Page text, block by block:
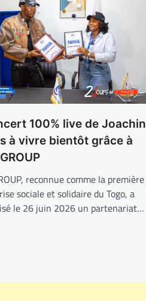
100% live de Joachin
à vivre bientôt grâce à
reconnue comme la première
sociale et solidaire du Togo, a
le 26 juin 2026 un partenariat…